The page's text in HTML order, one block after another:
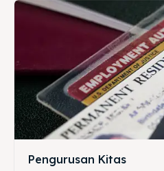
Pengurusan Kitas